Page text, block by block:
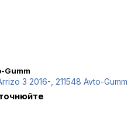
Gumm
3 2016-, 211548 Avto-Gumm